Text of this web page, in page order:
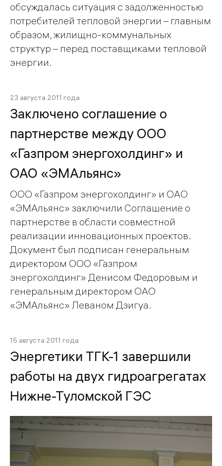
обсуждалась ситуация с задолженностью
потребителей тепловой энергии – главным
образом, жилищно-коммунальных
структур – перед поставщиками тепловой
энергии.
23 августа 2011 года
Заключено соглашение о
партнерстве между ООО
«Газпром энергохолдинг» и
ОАО «ЭМАльянс»
ООО «Газпром энергохолдинг» и ОАО
«ЭМАльянс» заключили Соглашение о
партнерстве в области совместной
реализации инновационных проектов.
Документ был подписан генеральным
директором ООО «Газпром
энергохолдинг» Денисом Федоровым и
генеральным директором ОАО
«ЭМАльянс» Леваном Дзигуа.
15 августа 2011 года
Энергетики ТГК-1 завершили
работы на двух гидроагрегатах
Нижне-Туломской ГЭС